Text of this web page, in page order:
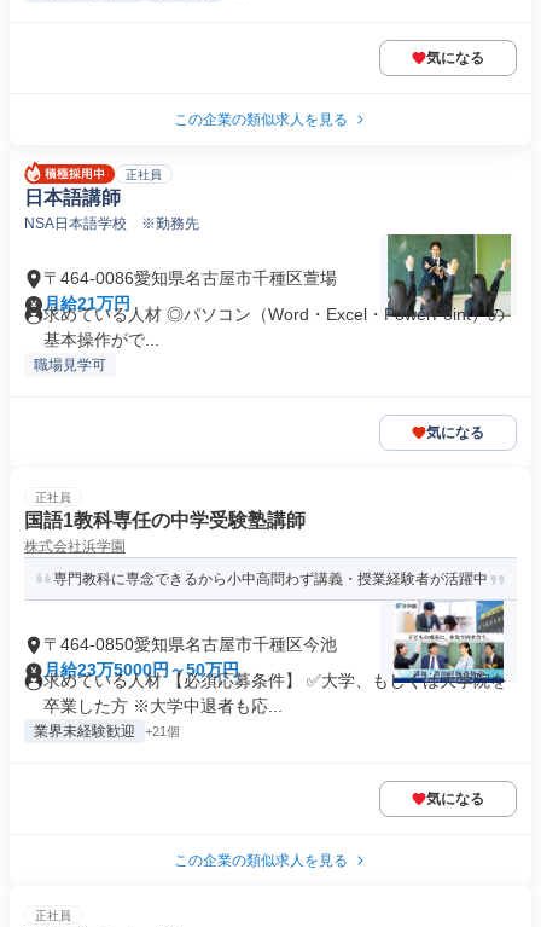
気になる
この企業の類似求人を見る
正社員
日本語講師
NSA日本語学校 ※勤務先
〒464-0086愛知県名古屋市千種区萱場
月給21万円
求めている人材 ◎パソコン（Word・Excel・PowerPoint）の
基本操作がで...
職場見学可
気になる
正社員
国語1教科専任の中学受験塾講師
株式会社浜学園
専門教科に専念できるから小中高問わず講義・授業経験者が活躍中
〒464-0850愛知県名古屋市千種区今池
月給23万5000円～50万円
求めている人材 【必須応募条件】 ✅大学、もしくは大学院を
卒業した方 ※大学中退者も応...
業界未経験歓迎 +21個
気になる
この企業の類似求人を見る
正社員